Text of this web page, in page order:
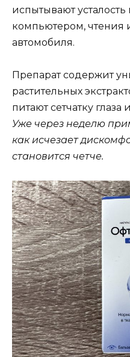
испытывают усталость
компьютером, чтения
автомобиля.
Препарат содержит
растительных
питают сетчатку
Уже через неделю
как исчезает
становится четче.